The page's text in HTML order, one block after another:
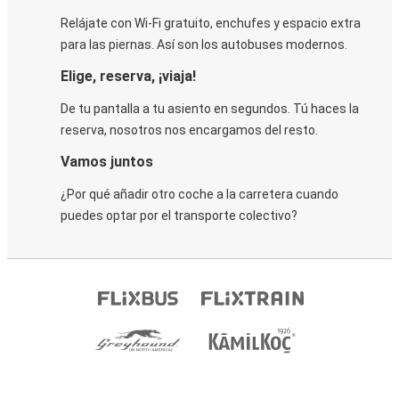
Relájate con Wi-Fi gratuito, enchufes y espacio extra
para las piernas. Así son los autobuses modernos.
Elige, reserva, ¡viaja!
De tu pantalla a tu asiento en segundos. Tú haces la
reserva, nosotros nos encargamos del resto.
Vamos juntos
¿Por qué añadir otro coche a la carretera cuando
puedes optar por el transporte colectivo?